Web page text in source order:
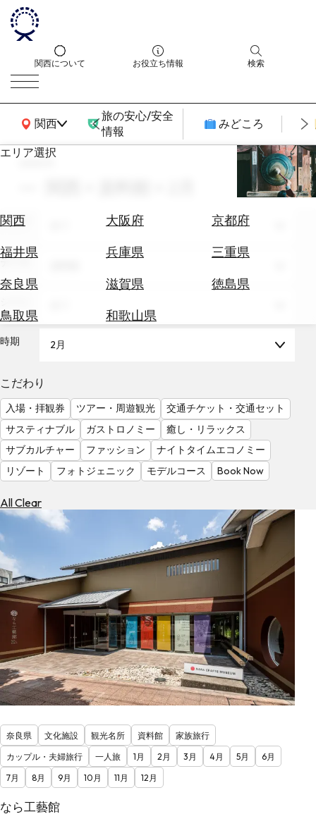
関西について お役立ち情報 検索
関西
関西広域MAP
旅の安心/安全
情報
みどころ
エリア選択
関西 大阪府
京都府
福井県
兵庫県
三重県
奈良県
滋賀県
徳島県
鳥取県
和歌山県
エ
券
テ
を
調
べ
る
天
気
を
見
る
search
エリア
テーマ
時期 2月
こだわり
入場・拝観券 ツアー・周遊観光
交通チケット・交通セット
サスティナブル
ガストロノミー
癒し・リラックス
サブカルチャー
ファッション
ナイトタイムエコノミー
リゾート
フォトジェニック モデルコース Book Now
All Clear
奈良県 文化施設 観光名所 資料館
家族旅行
カップル・夫婦旅行
一人旅 1月 2月 3月 4月 5月
6月
7月
8月 9月 10月 11月 12月
なら工藝館